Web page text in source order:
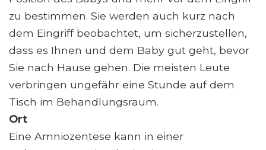
zu bestimmen. Sie werden auch kurz nach
dem Eingriff beobachtet, um sicherzustellen,
dass es Ihnen und dem Baby gut geht, bevor
Sie nach Hause gehen. Die meisten Leute
verbringen ungefähr eine Stunde auf dem
Tisch im Behandlungsraum.
Ort
Eine Amniozentese kann in einer